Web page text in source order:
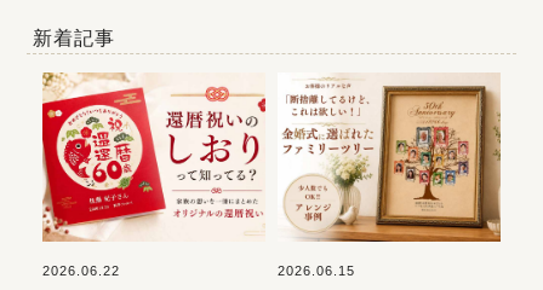
新着記事
2026.06.22 2026.06.15